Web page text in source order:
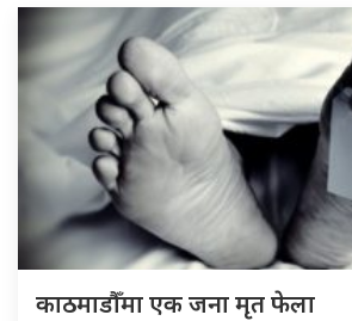
काठमाडौँमा एक जना मृत फेला